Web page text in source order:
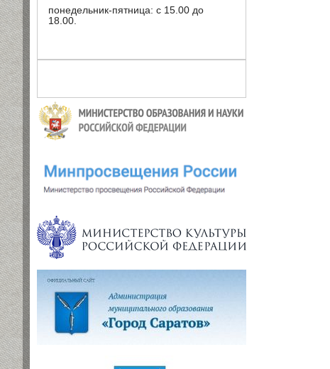
понедельник-пятница: с 15.00 до
18.00.